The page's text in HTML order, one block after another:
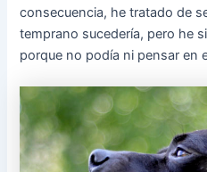
consecuencia, he tratado de
temprano sucedería, pero he
porque no podía ni pensar en